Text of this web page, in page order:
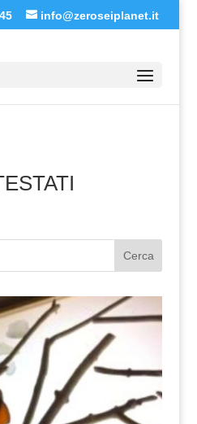
info@zeroseiplanet.it
Cerca